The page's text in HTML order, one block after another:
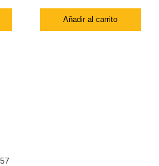
Añadir al carrito